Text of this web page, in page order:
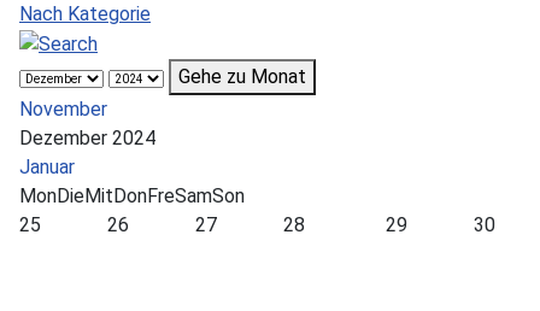
Nach Kategorie
Gehe zu Monat
November
Dezember 2024
Januar
MonDieMitDonFreSamSon
25
26 27 28 29 30